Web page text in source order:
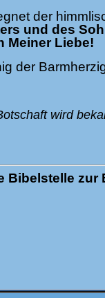
der
und des
Meiner Liebe!
der
wird
Bibelstelle zur